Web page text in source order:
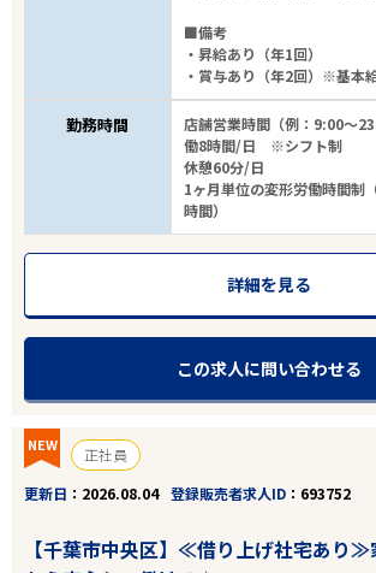
■備考
・昇給あり（年1回）
・賞与あり（年2回）※基本
勤務時間
店舗営業時間（例：9:00～
働8時間/日 ※シフト制
休憩60分/日
1ヶ月単位の変形労働時間制
時間）
詳細を見る
この求人に問い合わせる
NEW
正社員
更新日
2026.08.04 登録販売者求人ID 693752
【千葉市中央区】≪借り上げ社宅あり≫